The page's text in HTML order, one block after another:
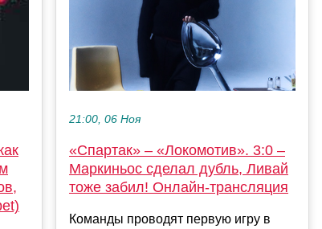
21:00, 06 Ноя
«Спартак» – «Локомотив». 3:0 –
Маркиньос сделал дубль, Ливай
тоже забил! Онлайн-трансляция
Команды проводят первую игру в